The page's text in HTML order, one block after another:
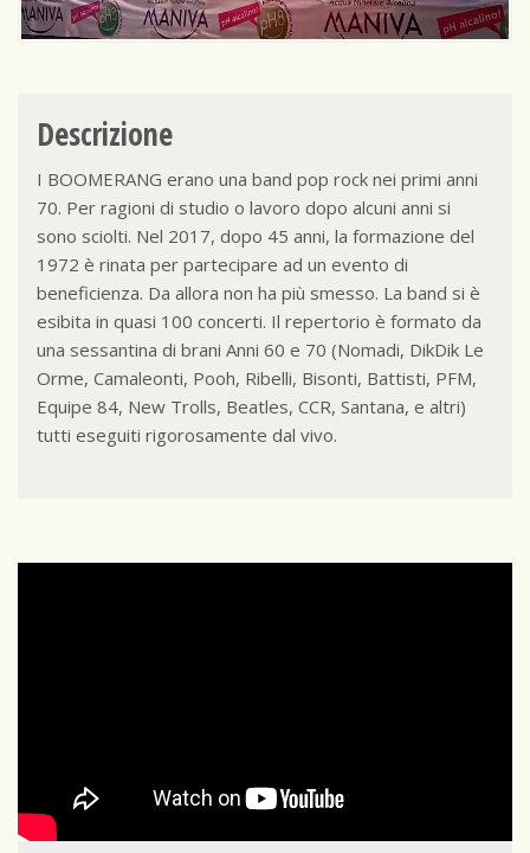
Descrizione
I BOOMERANG erano una band pop rock nei primi anni
70. Per ragioni di studio o lavoro dopo alcuni anni si
sono sciolti. Nel 2017, dopo 45 anni, la formazione del
1972 è rinata per partecipare ad un evento di
beneficienza. Da allora non ha più smesso. La band si è
esibita in quasi 100 concerti. Il repertorio è formato da
una sessantina di brani Anni 60 e 70 (Nomadi, DikDik Le
Orme, Camaleonti, Pooh, Ribelli, Bisonti, Battisti, PFM,
Equipe 84, New Trolls, Beatles, CCR, Santana, e altri)
tutti eseguiti rigorosamente dal vivo.